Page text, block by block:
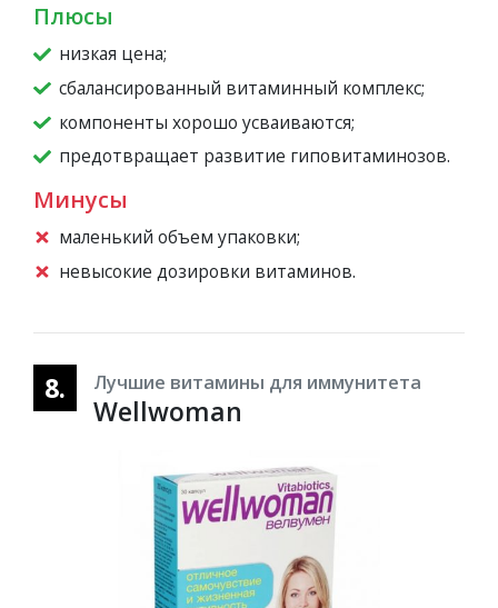
Плюсы
низкая цена;
сбалансированный витаминный комплекс;
компоненты хорошо усваиваются;
предотвращает развитие гиповитаминозов.
Минусы
маленький объем упаковки;
невысокие дозировки витаминов.
8. Лучшие витамины для иммунитета
Wellwoman